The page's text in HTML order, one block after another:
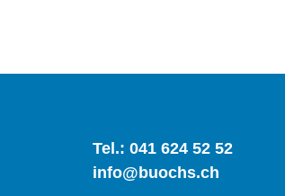
Tel.: 041 624 52 52
info@buochs.ch